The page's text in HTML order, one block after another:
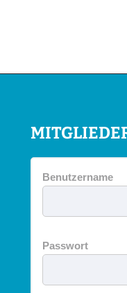
Benutzername
Passwort